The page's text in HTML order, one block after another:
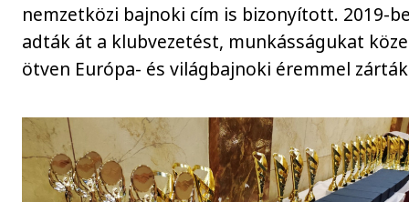
nemzetközi bajnoki cím is bizonyított. 2019-
adták át a klubvezetést, munkásságukat
ötven Európa- és világbajnoki éremmel